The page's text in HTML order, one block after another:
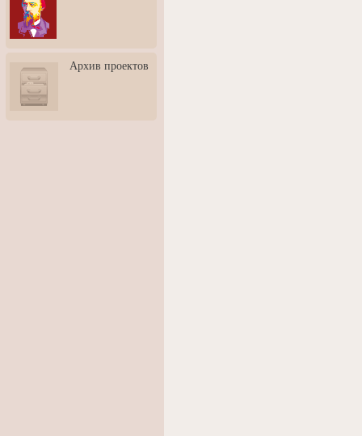
3: Обусловленности
человека и их влияние на
карьеру
скульптором Дмитрием
Тугариновым
АртБульвар в День города
Архив проектов